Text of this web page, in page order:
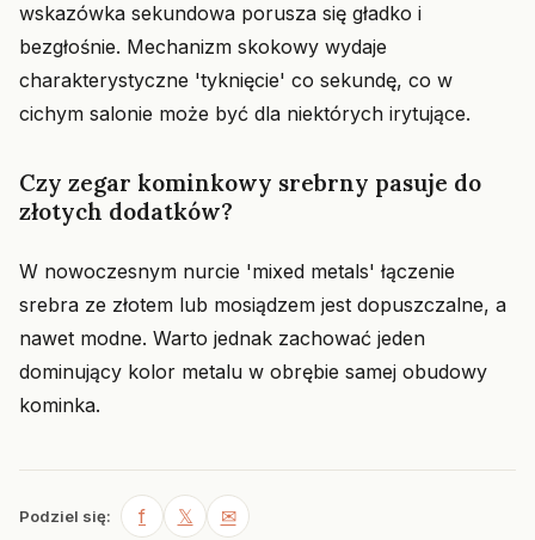
wskazówka sekundowa porusza się gładko i
bezgłośnie. Mechanizm skokowy wydaje
charakterystyczne 'tyknięcie' co sekundę, co w
cichym salonie może być dla niektórych irytujące.
Czy zegar kominkowy srebrny pasuje do
złotych dodatków?
W nowoczesnym nurcie 'mixed metals' łączenie
srebra ze złotem lub mosiądzem jest dopuszczalne, a
nawet modne. Warto jednak zachować jeden
dominujący kolor metalu w obrębie samej obudowy
kominka.
Podziel się: f 𝕏 ✉